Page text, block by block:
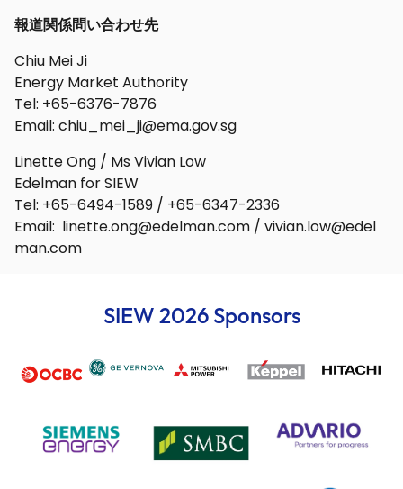
報道関係問い合わせ先
Chiu Mei Ji
Energy Market Authority
Tel: +65-6376-7876
Email: chiu_mei_ji@ema.gov.sg
Linette Ong / Ms Vivian Low
Edelman for SIEW
Tel: +65-6494-1589 / +65-6347-2336
Email: linette.ong@edelman.com / vivian.low@edel
man.com
SIEW 2026 Sponsors